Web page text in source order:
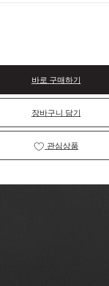
바로 구매하기
장바구니 담기
관심상품